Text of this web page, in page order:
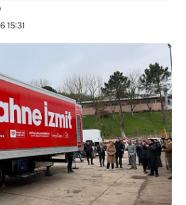
15:31